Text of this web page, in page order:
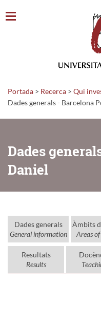
Portada > Recerca > Qui
Dades generals - Barcelona
Dades
Daniel
Dades generals
General information
Àmbits
Areas
Resultats
Results